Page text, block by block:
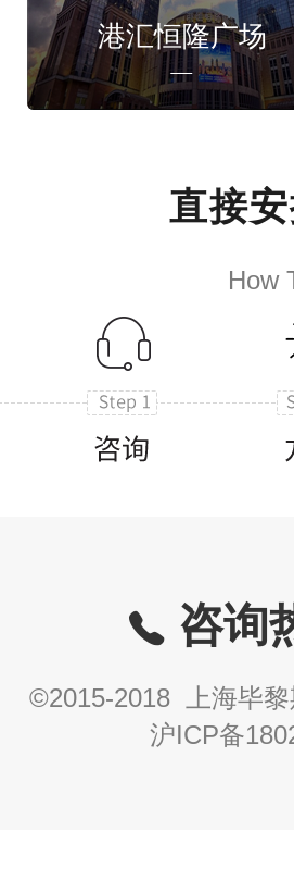
港汇恒隆广场
直接
How
咨询
©2015-2018 上海毕
沪ICP备